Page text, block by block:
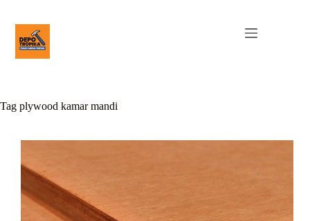
Tag plywood kamar mandi